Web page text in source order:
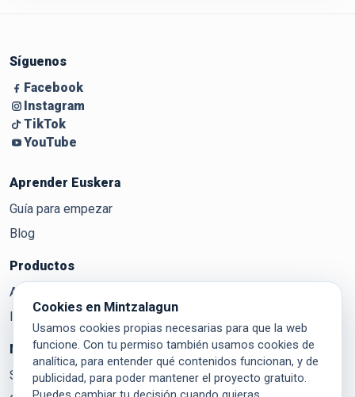
Cookies en Mintzalagun
Usamos cookies propias necesarias para que la web
funcione. Con tu permiso también usamos cookies de
analítica, para entender qué contenidos funcionan, y de
publicidad, para poder mantener el proyecto gratuito.
Síguenos
Facebook
Instagram
TikTok
YouTube
Aprender Euskera
Guía para empezar
Blog
Productos
Aditzak
Ikasi
Mintzalagun
Sobre Mintzalagun